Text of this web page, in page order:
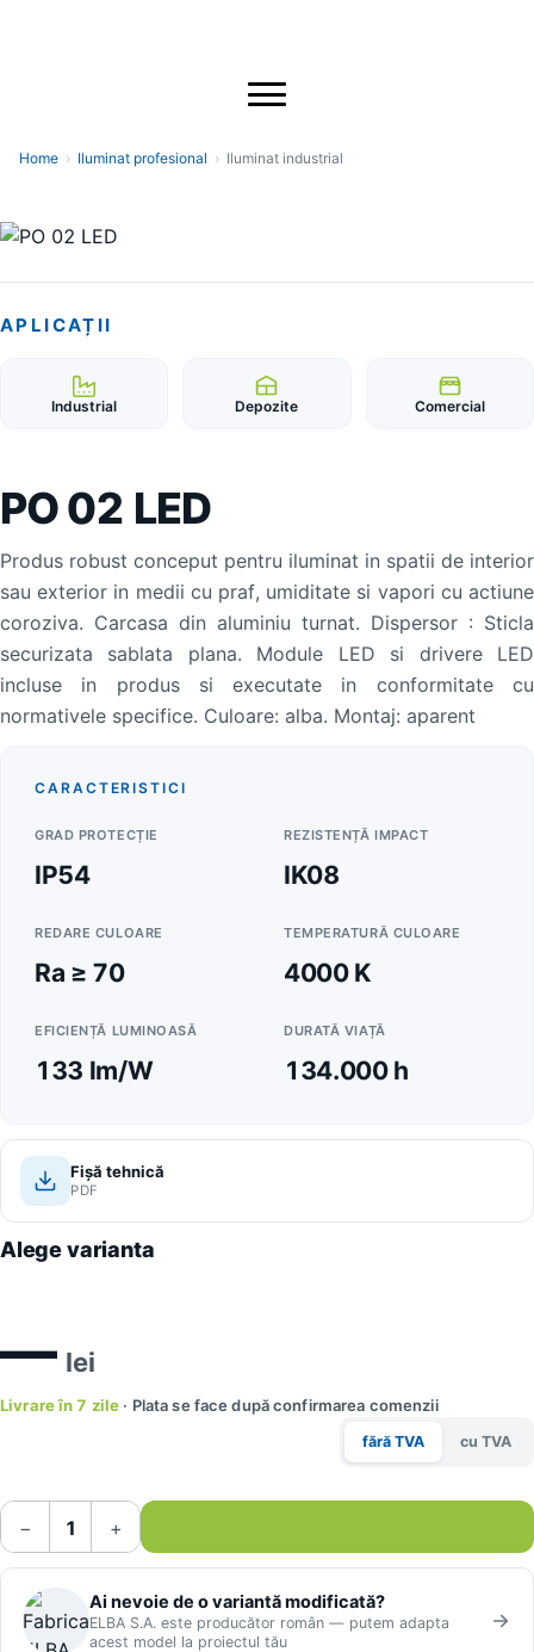
Home › Iluminat profesional › Iluminat industrial
APLICAȚII
Industrial Depozite Comercial
PO 02 LED
Produs robust conceput pentru iluminat in spatii de interior
sau exterior in medii cu praf, umiditate si vapori cu actiune
coroziva. Carcasa din aluminiu turnat. Dispersor : Sticla
securizata sablata plana. Module LED si drivere LED
incluse in produs si executate in conformitate cu
normativele specifice. Culoare: alba. Montaj: aparent
CARACTERISTICI
GRAD PROTECȚIE
IP54
REZISTENȚĂ IMPACT
IK08
REDARE CULOARE
Ra ≥ 70
TEMPERATURĂ CULOARE
4000 K
EFICIENȚĂ LUMINOASĂ
133 lm/W
DURATĂ VIAȚĂ
134.000 h
Fișă tehnică
PDF
Alege varianta
— lei
Livrare în 7 zile · Plata se face după confirmarea comenzii
fără TVA cu TVA
− +
Ai nevoie de o variantă modificată?
ELBA S.A. este producător român — putem adapta
acest model la proiectul tău